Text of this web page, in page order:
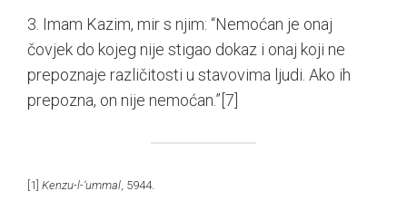
3. Imam Kazim, mir s njim: “Nemoćan je onaj
čovjek do kojeg nije stigao dokaz i onaj koji ne
prepoznaje različitosti u stavovima ljudi. Ako ih
prepozna, on nije nemoćan.” [7]
[1] Kenzu-l-‘ummal, 5944.